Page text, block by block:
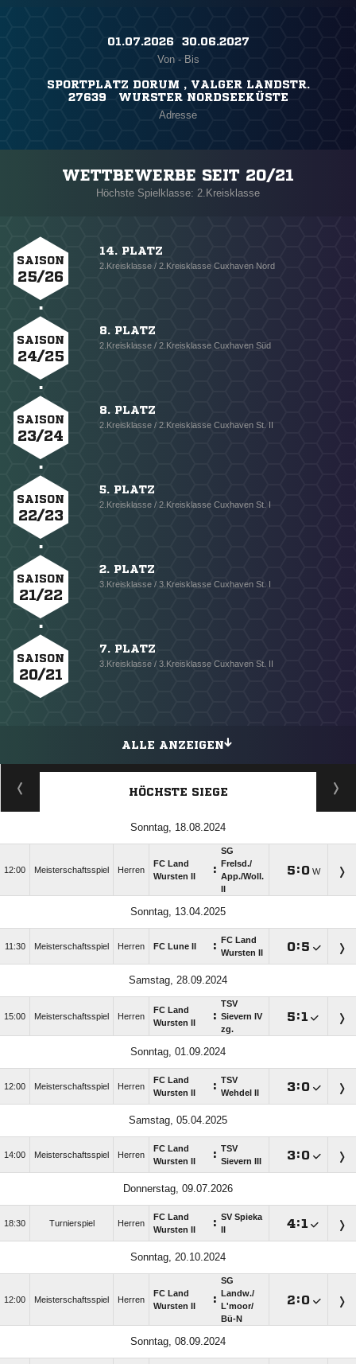
01.07.2026 ​ 30.06.2027
Von - Bis
SPORTPLATZ DORUM , VALGER LANDSTR.
27639 WURSTER NORDSEEKÜSTE
Adresse
WETTBEWERBE SEIT 20/21
Höchste Spielklasse: 2.Kreisklasse
SAISON
25/26
14. PLATZ
2.Kreisklasse / 2.Kreisklasse Cuxhaven Nord
SAISON
24/25
8. PLATZ
2.Kreisklasse / 2.Kreisklasse Cuxhaven Süd
SAISON
23/24
8. PLATZ
2.Kreisklasse / 2.Kreisklasse Cuxhaven St. II
SAISON
22/23
5. PLATZ
2.Kreisklasse / 2.Kreisklasse Cuxhaven St. I
SAISON
21/22
2. PLATZ
3.Kreisklasse / 3.Kreisklasse Cuxhaven St. I
SAISON
20/21
7. PLATZ
3.Kreisklasse / 3.Kreisklasse Cuxhaven St. II
ALLE ANZEIGEN
HÖCHSTE SIEGE
Sonntag, 18.08.2024
12:00 Meisterschaftsspiel Herren
FC Land
Wursten II
:
SG
Frelsd./​
App./​Woll.
: W
Sonntag, 13.04.2025
11:30 Meisterschaftsspiel Herren FC Lune II :
FC Land
Wursten II
:
Samstag, 28.09.2024
15:00 Meisterschaftsspiel Herren
FC Land
Wursten II
:
TSV
Sievern IV
zg.
:
Sonntag, 01.09.2024
12:00 Meisterschaftsspiel Herren
FC Land
Wursten II
: TSV
Wehdel II
:
Samstag, 05.04.2025
14:00 Meisterschaftsspiel Herren
FC Land
Wursten II
: TSV
Sievern III
:
Donnerstag, 09.07.2026
18:30 Turnierspiel Herren
FC Land
Wursten II
: SV Spieka
:
Sonntag, 20.10.2024
12:00 Meisterschaftsspiel Herren
FC Land
Wursten II
:
SG
Landw./​
L'moor/​
Bü-N
:
Sonntag, 08.09.2024